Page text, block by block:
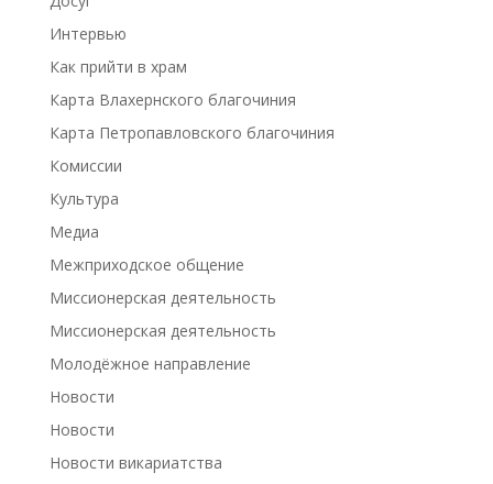
Интервью
Как прийти в храм
Карта Влахернского благочиния
Карта Петропавловского благочиния
Комиссии
Культура
Медиа
Межприходское общение
Миссионерская деятельность
Миссионерская деятельность
Молодёжное направление
Новости
Новости
Новости викариатства